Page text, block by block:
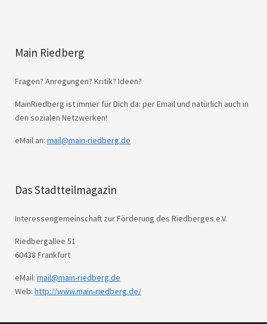
Main Riedberg
Fragen? Anregungen? Kritik? Ideen?
MainRiedberg ist immer für Dich da: per Email und natürlich auch in
den sozialen Netzwerken!
eMail an: mail@main-riedberg.de
Das Stadtteilmagazin
Interessengemeinschaft zur Förderung des Riedberges e.V.
Riedbergallee 51
60438 Frankfurt
eMail: mail@main-riedberg.de
Web: http://www.main-riedberg.de/